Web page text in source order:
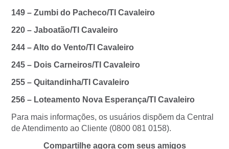
149 – Zumbi do Pacheco/TI Cavaleiro
220 – Jaboatão/TI Cavaleiro
244 – Alto do Vento/TI Cavaleiro
245 – Dois Carneiros/TI Cavaleiro
255 – Quitandinha/TI Cavaleiro
256 – Loteamento Nova Esperança/TI Cavaleiro
Para mais informações, os usuários dispõem da Central
de Atendimento ao Cliente (0800 081 0158).
Compartilhe agora com seus amigos